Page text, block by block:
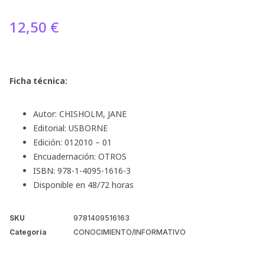
12,50 €
Ficha técnica:
Autor: CHISHOLM, JANE
Editorial: USBORNE
Edición: 012010 – 01
Encuadernación: OTROS
ISBN: 978-1-4095-1616-3
Disponible en 48/72 horas
SKU
9781409516163
Categoría
CONOCIMIENTO/INFORMATIVO